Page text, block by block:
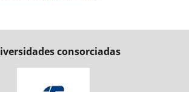
consorciadas